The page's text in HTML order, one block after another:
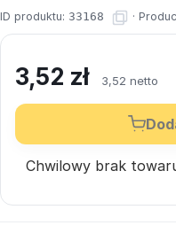
ID produktu: 33168 ·
3,52 zł 3,52 netto
Chwilowy brak